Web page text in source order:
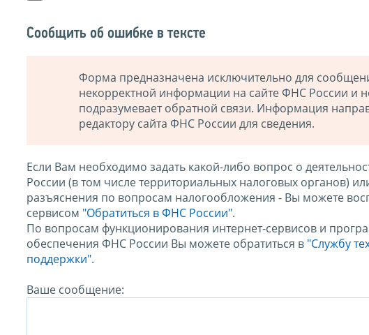
Сообщить об ошибке в тексте
Форма предназначена исключительно для
некорректной информации на сайте ФНС России и
подразумевает обратной связи. Информация
редактору сайта ФНС России для сведения.
Если Вам необходимо задать какой-либо вопрос о
России (в том числе территориальных налоговых органов)
разъяснения по вопросам налогообложения - Вы можете
сервисом "Обратиться в ФНС России".
По вопросам функционирования интернет-сервисов и
обеспечения ФНС России Вы можете обратиться в "Службу
поддержки".
Ваше сообщение: